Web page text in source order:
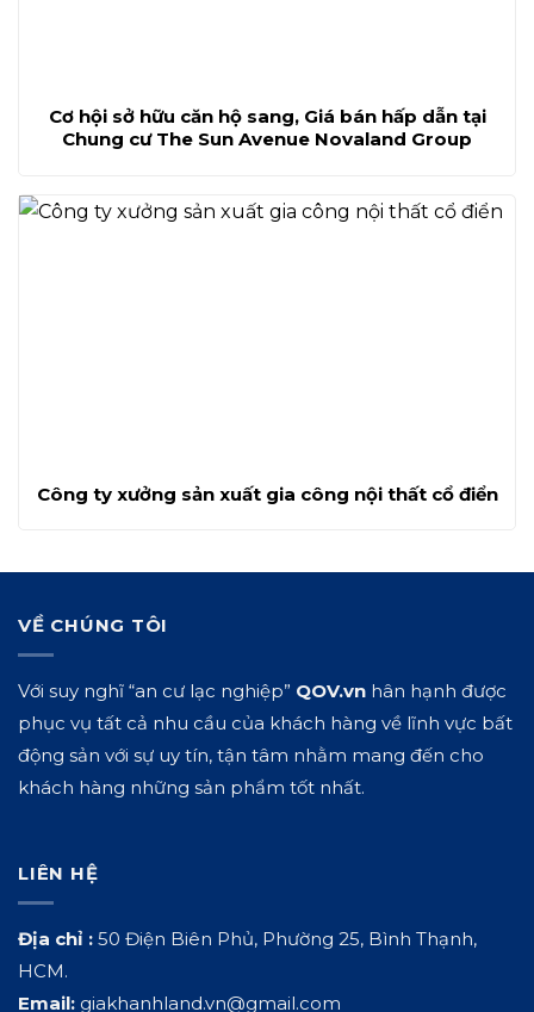
Cơ hội sở hữu căn hộ sang, Giá bán hấp dẫn tại
Chung cư The Sun Avenue Novaland Group
Công ty xưởng sản xuất gia công nội thất cổ điển
VỀ CHÚNG TÔI
Với suy nghĩ “an cư lạc nghiệp” QOV.vn hân hạnh được
phục vụ tất cả nhu cầu của khách hàng về lĩnh vực bất
động sản với sự uy tín, tận tâm nhằm mang đến cho
khách hàng những sản phẩm tốt nhất.
LIÊN HỆ
Địa chỉ : 50 Điện Biên Phủ, Phường 25, Bình Thạnh,
HCM.
Email: giakhanhland.vn@gmail.com